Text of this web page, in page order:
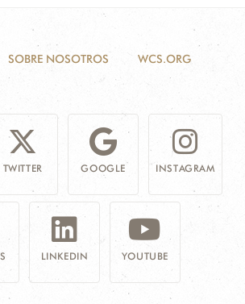
SOBRE NOSOTROS WCS.ORG
TWITTER GOOGLE INSTAGRAM
LINKEDIN YOUTUBE